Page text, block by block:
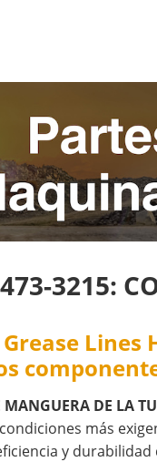
473-3215:
Lines
DE LA
más
y